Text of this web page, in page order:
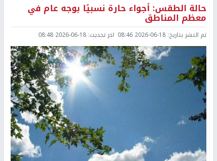
حالة الطقس: أجواء حارة نسبيًا بوجه عام في
معظم المناطق
تم النشر بتاريخ: 2026-06-18 08:46 اخر تحديث: 2026-06-18 08:48